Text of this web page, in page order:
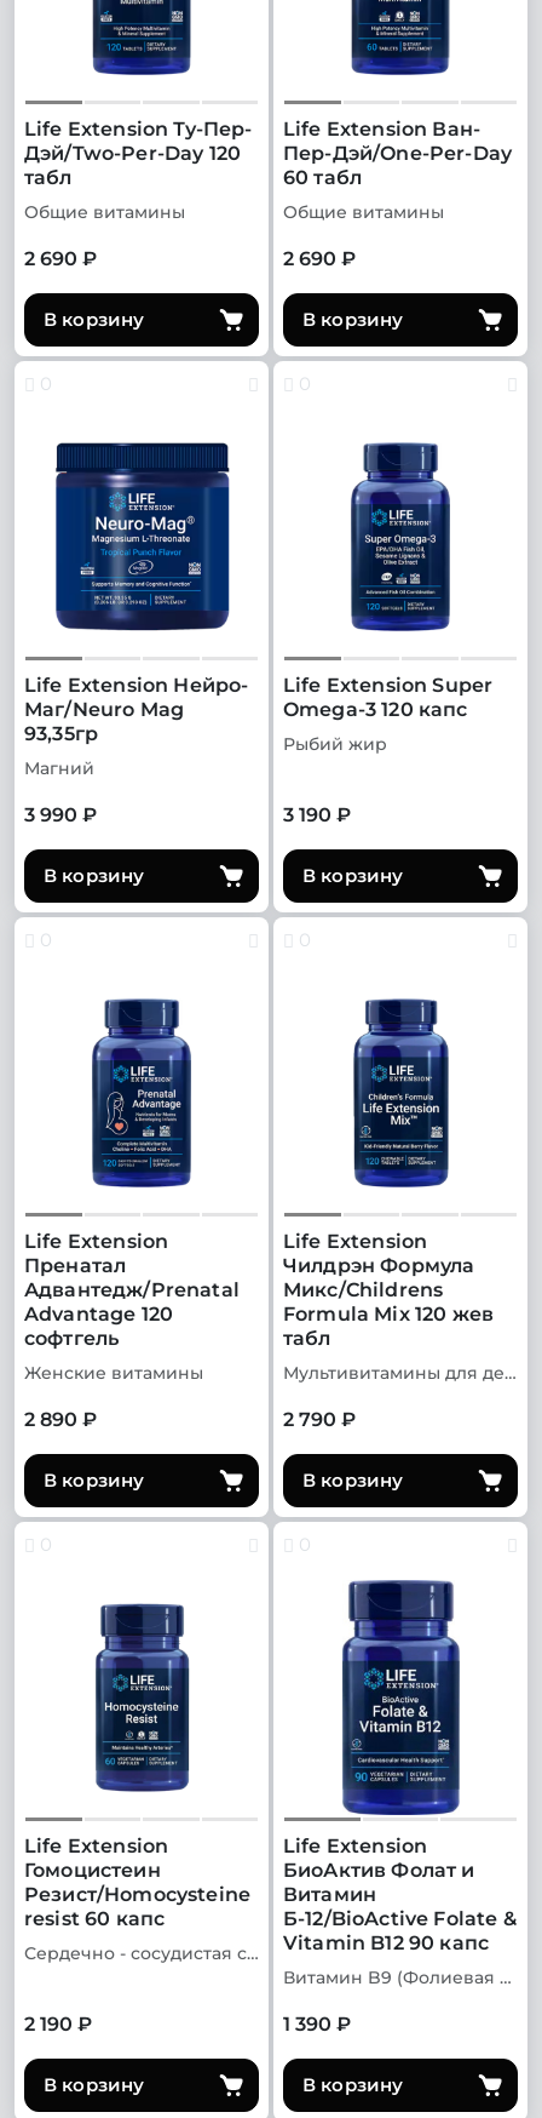
Life Extension Ту-Пер-
Дэй/Two-Per-Day 120
табл
Общие витамины
2 690 ₽
В корзину
Life Extension Ван-
Пер-Дэй/One-Per-Day
60 табл
Общие витамины
2 690 ₽
В корзину
0
Life Extension Нейро-
Маг/Neuro Mag
93,35гр
Магний
3 990 ₽
В корзину
0
Life Extension Super
Omega-3 120 капс
Рыбий жир
3 190 ₽
В корзину
0
Life Extension
Пренатал
Адвантедж/Prenatal
Advantage 120
софтгель
Женские витамины
2 890 ₽
В корзину
0
Life Extension
Чилдрэн Формула
Микс/Childrens
Formula Mix 120 жев
табл
Мультивитамины для детей
2 790 ₽
В корзину
0
Life Extension
Гомоцистеин
Резист/Homocysteine
resist 60 капс
Сердечно - сосудистая система
2 190 ₽
В корзину
0
Life Extension
БиоАктив Фолат и
Витамин
Б-12/BioActive Folate &
Vitamin B12 90 капс
Витамин B9 (Фолиевая кислота)
1 390 ₽
В корзину